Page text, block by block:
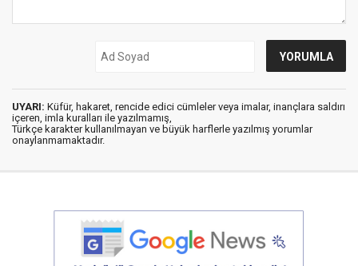
UYARI: Küfür, hakaret, rencide edici cümleler veya imalar, inançlara saldırı
içeren, imla kuralları ile yazılmamış,
Türkçe karakter kullanılmayan ve büyük harflerle yazılmış yorumlar
onaylanmamaktadır.